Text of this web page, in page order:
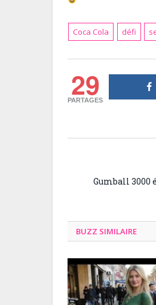
Coca Cola défi
29
PARTAGES
Gumball 3000
BUZZ SIMILAIRE